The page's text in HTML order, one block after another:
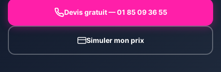
Devis gratuit — 01 85 09 36 55
Simuler mon prix